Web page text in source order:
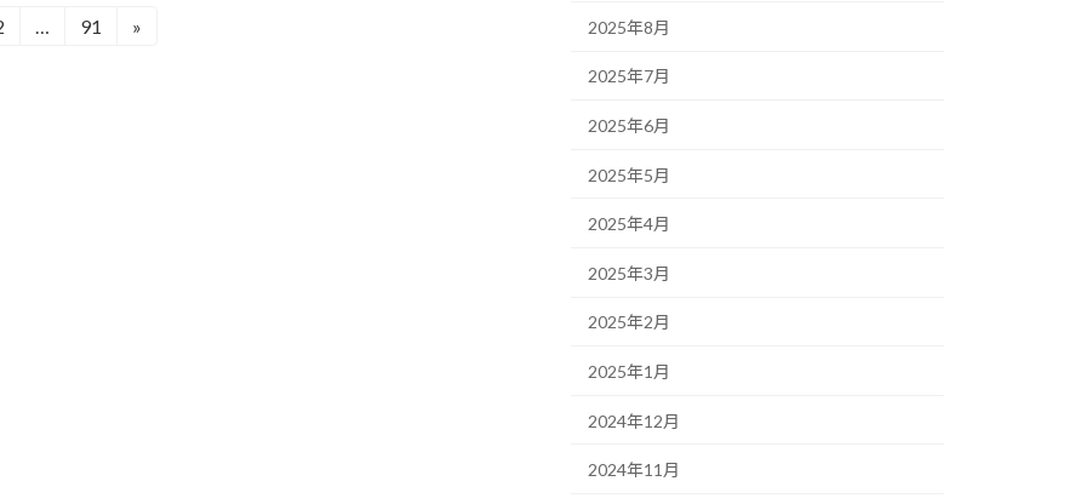
…
固
91 » 2025年8月
2025年7月
2025年6月
2025年5月
2025年4月
2025年3月
2025年2月
2025年1月
2024年12月
2024年11月